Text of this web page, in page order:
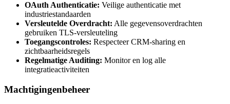
OAuth Authenticatie: Veilige authenticatie met
industriestandaarden
Versleutelde Overdracht: Alle gegevensoverdrachten
gebruiken TLS-versleuteling
Toegangscontroles: Respecteer CRM-sharing en
zichtbaarheidsregels
Regelmatige Auditing: Monitor en log alle
integratieactiviteiten
Machtigingenbeheer